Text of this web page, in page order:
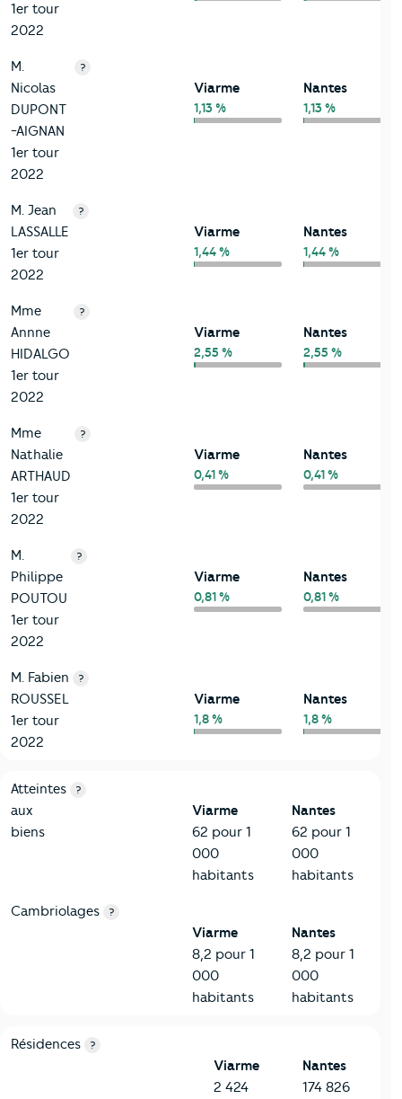
1er tour
2022
M.
Nicolas
DUPONT
-AIGNAN
1er tour
2022
?
Viarme
1,13 %
Nantes
1,13 %
M. Jean
LASSALLE
1er tour
2022
?
Viarme
1,44 %
Nantes
1,44 %
Mme
Annne
HIDALGO
1er tour
2022
?
Viarme
2,55 %
Nantes
2,55 %
Mme
Nathalie
ARTHAUD
1er tour
2022
?
Viarme
0,41 %
Nantes
0,41 %
M.
Philippe
POUTOU
1er tour
2022
?
Viarme
0,81 %
Nantes
0,81 %
M. Fabien
ROUSSEL
1er tour
2022
?
Viarme
1,8 %
Nantes
1,8 %
7-Sécurité
Critères
Atteintes
aux
biens
?
Viarme
62 pour 1
000
habitants
Nantes
62 pour 1
000
habitants
Cambriolages ?
Viarme
8,2 pour 1
000
habitants
Nantes
8,2 pour 1
000
habitants
8-Chauffage
Critères Viarme
Résidences ?
Viarme
2 424
Nantes
174 826